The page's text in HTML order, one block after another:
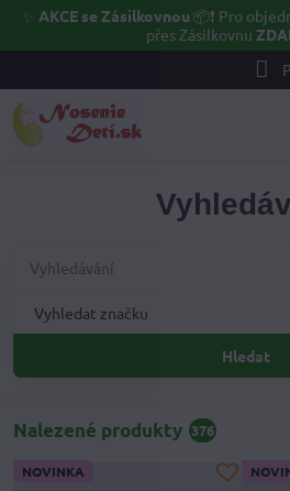
✨ AKCE se Zásilkovnou 📦❗ Pro
přes Zásilkovnu
Hledat
Nalezené produkty 376
NOVINKA